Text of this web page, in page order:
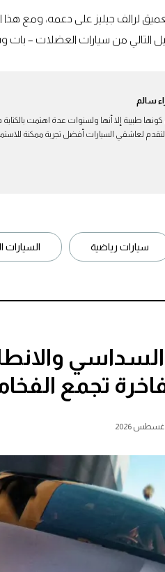
لرالف جيليز على دعمه، ومع
التالي من سيارات العضلات – بات
سالم
كونها طبيبة إلا أنها ولسنوات عدة اهتمت
لتقدم لعاشقي السيارات أفضل تجربة ممكنة
سيارات رياضية السيارات